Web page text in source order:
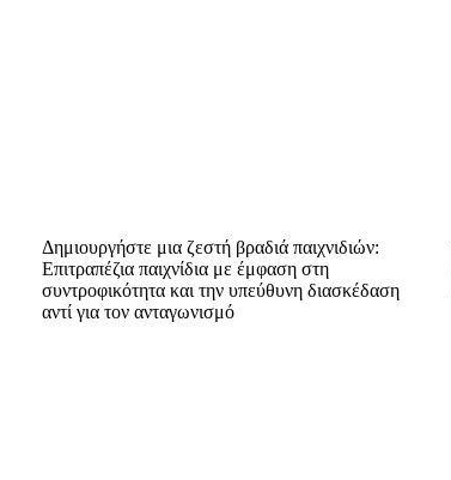
Δημιουργήστε μια ζεστή βραδιά παιχνιδιών:
Επιτραπέζια παιχνίδια με έμφαση στη
συντροφικότητα και την υπεύθυνη διασκέδαση
αντί για τον ανταγωνισμό